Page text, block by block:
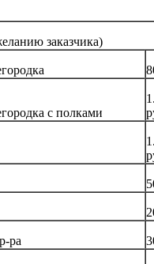
заказчика)
с полками
ра